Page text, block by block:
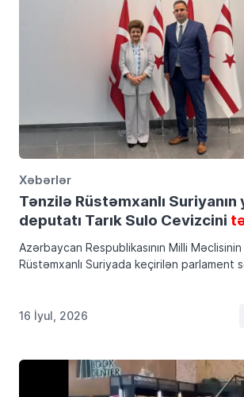
Xəbərlər
Tənzilə Rüstəmxanlı
deputatı Tarık Sulo Cevizcini
Azərbaycan Respublikasının Milli
Rüstəmxanlı Suriyada keçirilən parlament
icrasına başlayan Tarık Sulo Cevizcini
16 İyul, 2026